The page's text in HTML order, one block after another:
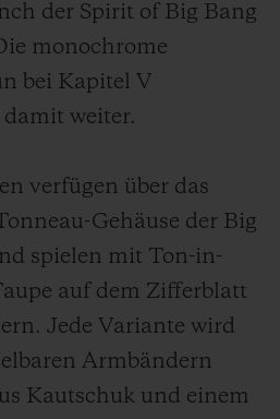
der Spirit of Big Bang
monochrome
bei Kapitel V
weiter.
verfügen über das
Gehäuse der Big
spielen mit Ton-in-
auf dem Zifferblatt
Jede Variante wird
Armbändern
Kautschuk und einem